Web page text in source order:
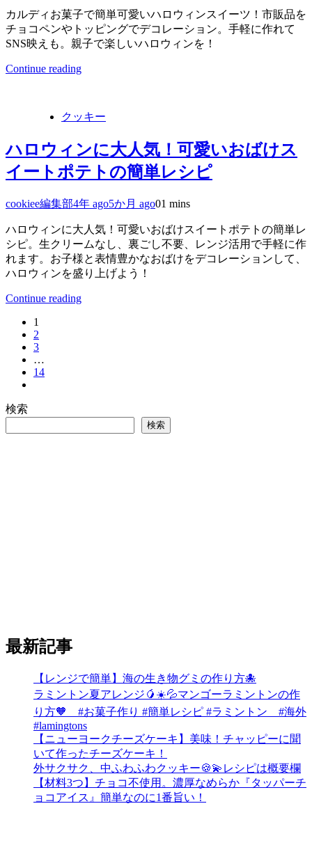
カルディお菓子で簡単可愛いハロウィンスイーツ！市販品を
チョコペンやトッピングでデコレーション。手軽に作れて
SNS映えも。親子で楽しいハロウィンを！
Continue reading
クッキー
ハロウィンに大人気！可愛いおばけス
イートポテトの簡単レシピ
cookiee編集部4年 ago5か月 ago01 mins
ハロウィンに大人気！可愛いおばけスイートポテトの簡単レ
シピ。生クリームなし、裏ごし不要、レンジ活用で手軽に作
れます。お子様と表情豊かなおばけをデコレーションして、
ハロウィンを盛り上げよう！
Continue reading
1
2
3
…
14
検索
検索
最新記事
【レンジで簡単】海の生き物グミの作り方🐙
ラミントン夏アレンジ🥭☀️💦マンゴーラミントンの作
り方🧡 #お菓子作り #簡単レシピ #ラミントン #海外
#lamingtons
【ニューヨークチーズケーキ】美味！チャッピーに聞
いて作ったチーズケーキ！
外サクサク、中ふわふわクッキー🍪💫レシピは概要欄
【材料3つ】チョコ不使用。濃厚なめらか『タッパーチ
ョコアイス』簡単なのに1番旨い！